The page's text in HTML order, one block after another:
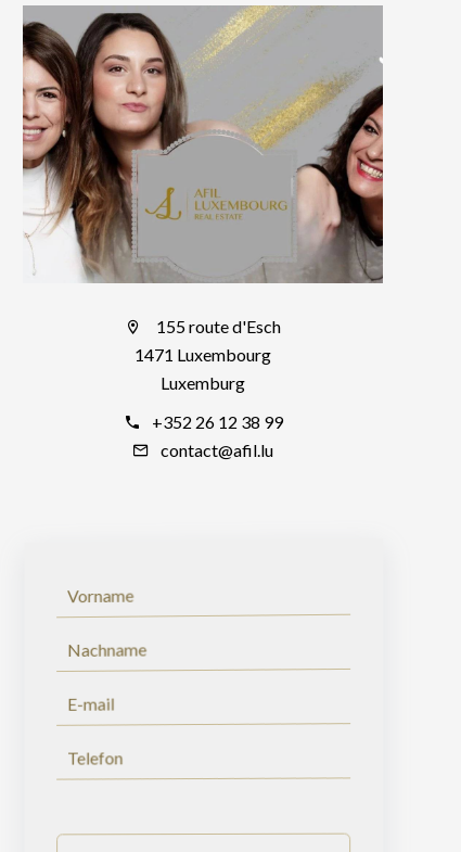
155 route d'Esch
1471 Luxembourg
Luxemburg
+352 26 12 38 99
contact@afil.lu